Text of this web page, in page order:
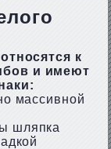
к
и имеют
массивной
шляпка